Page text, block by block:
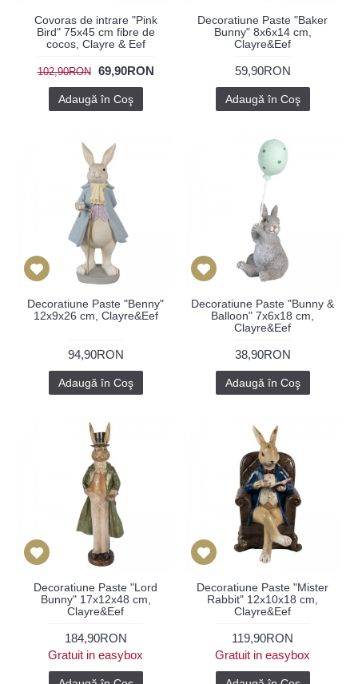
Covoras de intrare "Pink
Bird" 75x45 cm fibre de
cocos, Clayre & Eef
102,90RON 69,90RON
Adaugă în Coş
Decoratiune Paste "Baker
Bunny" 8x6x14 cm,
Clayre&Eef
59,90RON
Adaugă în Coş
Decoratiune Paste "Benny"
12x9x26 cm, Clayre&Eef
94,90RON
Adaugă în Coş
Decoratiune Paste "Bunny &
Balloon" 7x6x18 cm,
Clayre&Eef
38,90RON
Adaugă în Coş
Decoratiune Paste "Lord
Bunny" 17x12x48 cm,
Clayre&Eef
184,90RON
Gratuit in easybox
Decoratiune Paste "Mister
Rabbit" 12x10x18 cm,
Clayre&Eef
119,90RON
Gratuit in easybox